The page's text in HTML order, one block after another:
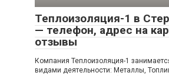
Теплоизоляция-1 в
— телефон, адрес на
отзывы
Компания Теплоизоляция-1
видами деятельности: Металлы,